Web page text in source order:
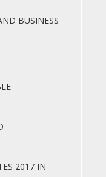
BUSINESS
2017 IN